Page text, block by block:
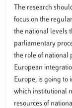
The research
focus on the
the national levels
parliamentary
the role of national
European
Europe, is going to
which institutional
resources of